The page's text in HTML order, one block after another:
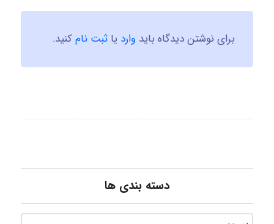
برای نوشتن دیدگاه باید وارد یا ثبت نامکنید.
دسته بندی ها